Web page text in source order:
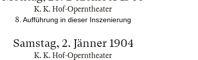
K. K. Hof-Operntheater
8. Aufführung in dieser Inszenierung
Samstag, 2. Jänner 1904
K. K. Hof-Operntheater